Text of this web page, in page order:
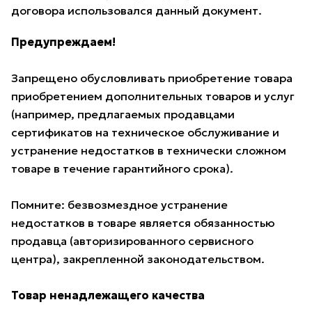
договора использовался данный документ.
Предупреждаем!
Запрещено обусловливать приобретение товара
приобретением дополнительных товаров и услуг
(например, предлагаемых продавцами
сертификатов на техническое обслуживание и
устранение недостатков в технически сложном
товаре в течение гарантийного срока).
Помните: безвозмездное устранение
недостатков в товаре является обязанностью
продавца (авторизированного сервисного
центра), закрепленной законодательством.
Товар ненадлежащего качества